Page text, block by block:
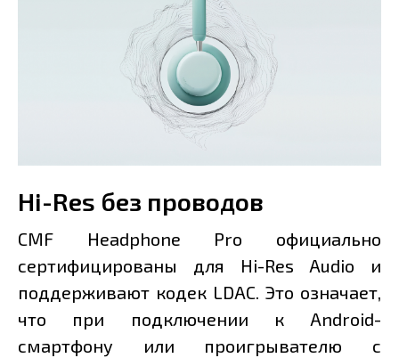
Hi-Res без проводов
CMF Headphone Pro официально
сертифицированы для Hi-Res Audio и
поддерживают кодек LDAC. Это означает,
что при подключении к Android-
смартфону или проигрывателю с